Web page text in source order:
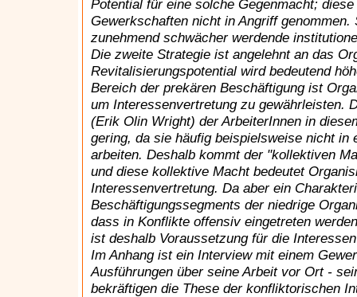
Potential für eine solche Gegenmacht;
Gewerkschaften nicht in Angriff genommen.
zunehmend schwächer werdende
Die zweite Strategie ist angelehnt an das
Revitalisierungspotential wird bedeutend
Bereich der prekären Beschäftigung ist
um Interessenvertretung zu gewährleisten.
(Erik Olin Wright) der ArbeiterInnen in
gering, da sie häufig beispielsweise nicht in
arbeiten. Deshalb kommt der "kollektiven
und diese kollektive Macht bedeutet
Interessenvertretung. Da aber ein
Beschäftigungssegments der niedrige
dass in Konflikte offensiv eingetreten
ist deshalb Voraussetzung für die
Im Anhang ist ein Interview mit einem
Ausführungen über seine Arbeit vor Ort -
bekräftigen die These der konfliktorischen